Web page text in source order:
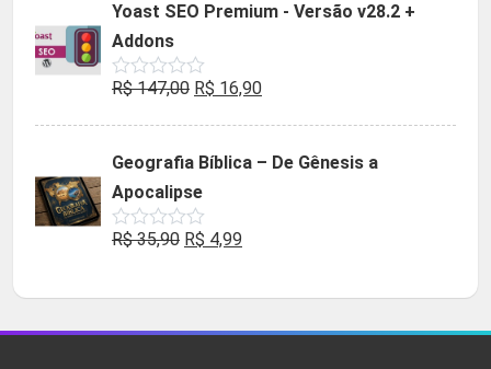
era:
R$ 59,90.
é:
Yoast SEO Premium - Versão v28.2 +
Addons
Avaliação
de
R$147,00 O
era:
R$ 147,00.
R$ 16,90O
é:
Geografia Bíblica – De Gênesis a
Apocalipse
Avaliação
5
R$35,90 O
original
era:
R$ 4,99
atual
é: